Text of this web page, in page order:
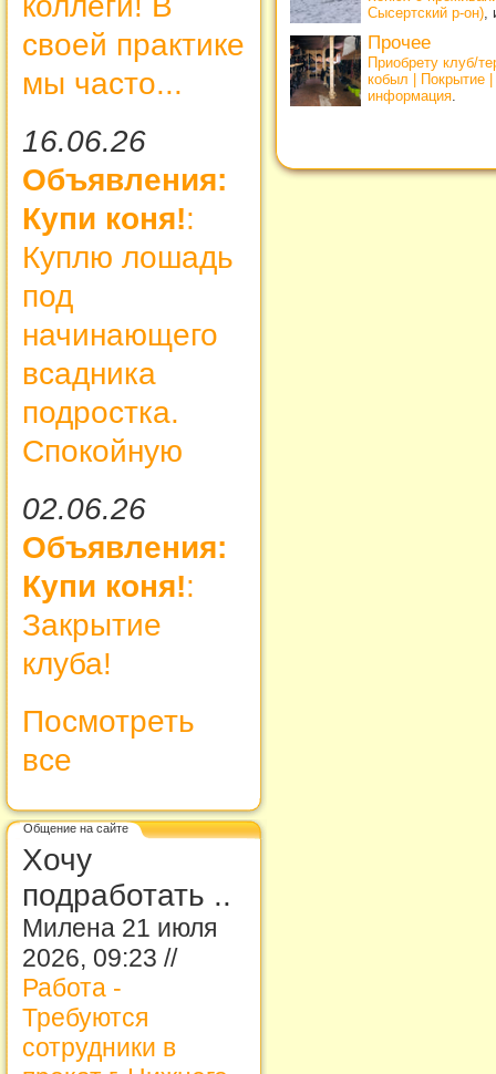
своей практике
мы часто...
16.06.26
Объявления:
Купи коня!:
Куплю лошадь
под
начинающего
всадника
подростка.
Спокойную
02.06.26
Объявления:
Купи коня!:
Закрытие
клуба!
Посмотреть
все
Общение на сайте
Хочу
подработать ..
Милена 21 июля
2026, 09:23 //
Работа -
Требуются
сотрудники в
Сысертский р-он)
Прочее
Приобрету клуб/
кобыл | Покрытие
информация